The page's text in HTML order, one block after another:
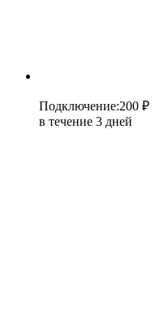
Подключение:200 ₽
в течение 3 дней